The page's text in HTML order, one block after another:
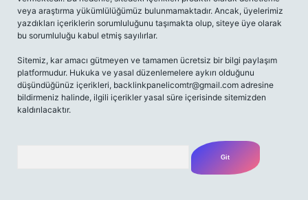
veya araştırma yükümlülüğümüz bulunmamaktadır. Ancak, üyelerimiz
yazdıkları içeriklerin sorumluluğunu taşımakta olup, siteye üye olarak
bu sorumluluğu kabul etmiş sayılırlar.
Sitemiz, kar amacı gütmeyen ve tamamen ücretsiz bir bilgi paylaşım
platformudur. Hukuka ve yasal düzenlemelere aykırı olduğunu
düşündüğünüz içerikleri, backlinkpanelicomtr@gmail.com adresine
bildirmeniz halinde, ilgili içerikler yasal süre içerisinde sitemizden
kaldırılacaktır.